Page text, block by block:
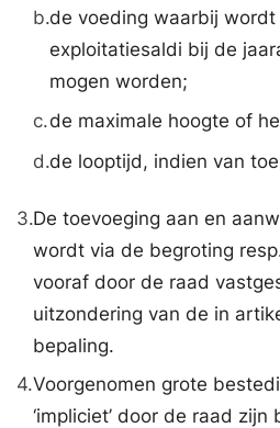
b.de voeding waarbij
exploitatiesaldi bij de
mogen worden;
c.de maximale hoogte of
d.de looptijd, indien van
3.De toevoeging aan en
wordt via de begroting
vooraf door de raad
uitzondering van de in
bepaling.
4.Voorgenomen grote
‘impliciet’ door de raad